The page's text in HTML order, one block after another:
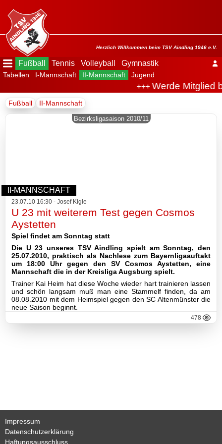
Herzlich Willkommen beim TSV Aindling 1946 e.V.
Fußball Tennis Volleyball Gymnastik
Tabellen I-Mannschaft II-Mannschaft Jugend
+++Werde Mitglied
ausblenden
Startseite
Verein
I-
Mannschaft
II-
Mannschaft
Archiv
III-
Mannschaft
Seniorenfußball
Jugendfußball
Gymnastik
Fußball II-Mannschaft
II-MANNSCHAFT
Bezirksligasaison 2010/11
23.07.10 16:30 - Josef Kigle
U 23 mit weiterem Test gegen Cosmos
Aystetten
Spiel findet am Sonntag statt
Die U 23 unseres TSV Aindling spielt am Sonntag, den
25.07.2010, praktisch als Nachlese zum Bayernligaauftakt
um 18:00 Uhr gegen den SV Cosmos Aystetten, eine
Mannschaft die in der Kreisliga Augsburg spielt.
Trainer Kai Heim hat diese Woche wieder hart trainieren lassen
und schön langsam muß man eine Stammelf finden, da am
08.08.2010 mit dem Heimspiel gegen den SC Altenmünster die
neue Saison beginnt.
478
Impressum
Datenschutzerklärung
Haftungsausschluss